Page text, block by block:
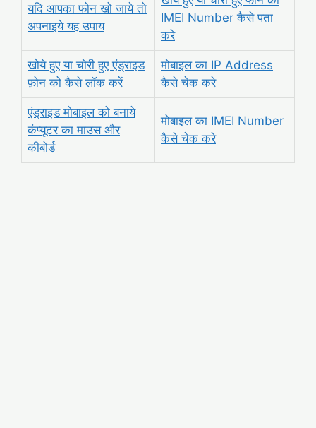
यदि आपका फोन खो जाये तो
अपनाइये यह उपाय
IMEI Number कैसे पता
करे
खोये हुए या चोरी हुए एंड्राइड
फ़ोन को कैसे लॉक करें
मोबाइल का IP Address
कैसे चेक करे
एंड्राइड मोबाइल को बनाये
कंप्यूटर का माउस और
कीबोर्ड
मोबाइल का IMEI Number
कैसे चेक करे